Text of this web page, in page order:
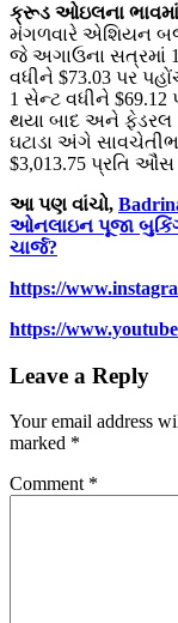
ક્રૂડ ઓઇલના ભાવમાં
મંગળવારે એશિયન
જે અગાઉના સત્રમાં
વધીને $73.03 પર
1 સેન્ટ વધીને
થયા બાદ અને ફેડરલ
ઘટાડા અંગે
$3,013.75 પ્રતિ ઔંસ
આ પણ વાંચો,
ઓનલાઇન પૂજા
ચાર્જ?
https://
https://
Leave a Reply
Your email address
marked *
Comment *